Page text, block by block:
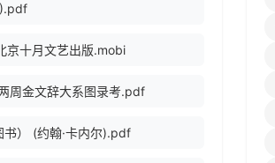
京十月文艺出版.mobi
周金文辞大系图录考.pdf
） (约翰·卡内尔).pdf